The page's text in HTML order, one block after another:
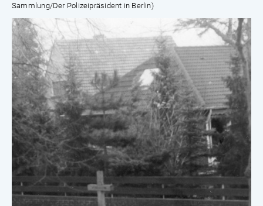
Sammlung/Der Polizeipräsident in Berlin)